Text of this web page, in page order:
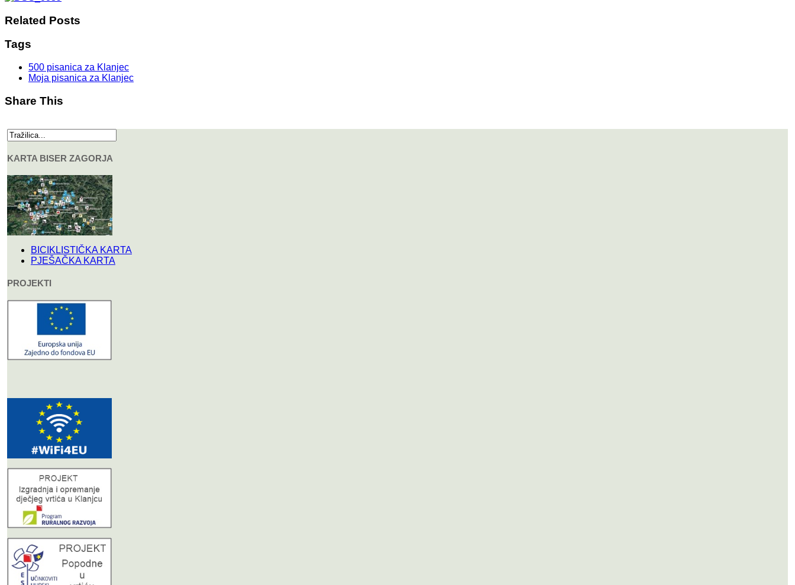
Related Posts
Tags
500 pisanica za Klanjec
Moja pisanica za Klanjec
Share This
KARTA BISER ZAGORJA
BICIKLISTIČKA KARTA
PJEŠAČKA KARTA
PROJEKTI